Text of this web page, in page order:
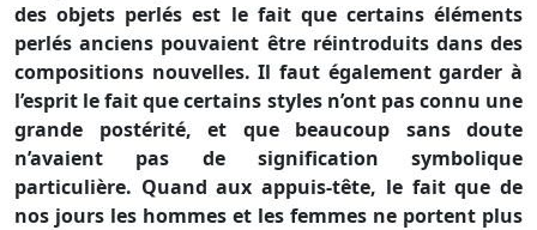
des objets perlés est le fait que certains éléments
perlés anciens pouvaient être réintroduits dans des
compositions nouvelles. Il faut également garder à
l’esprit le fait que certains styles n’ont pas connu une
grande postérité, et que beaucoup sans doute
n’avaient pas de signification symbolique
particulière. Quand aux appuis-tête, le fait que de
nos jours les hommes et les femmes ne portent plus